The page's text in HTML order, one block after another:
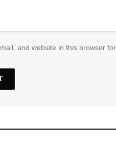
and website in this browser